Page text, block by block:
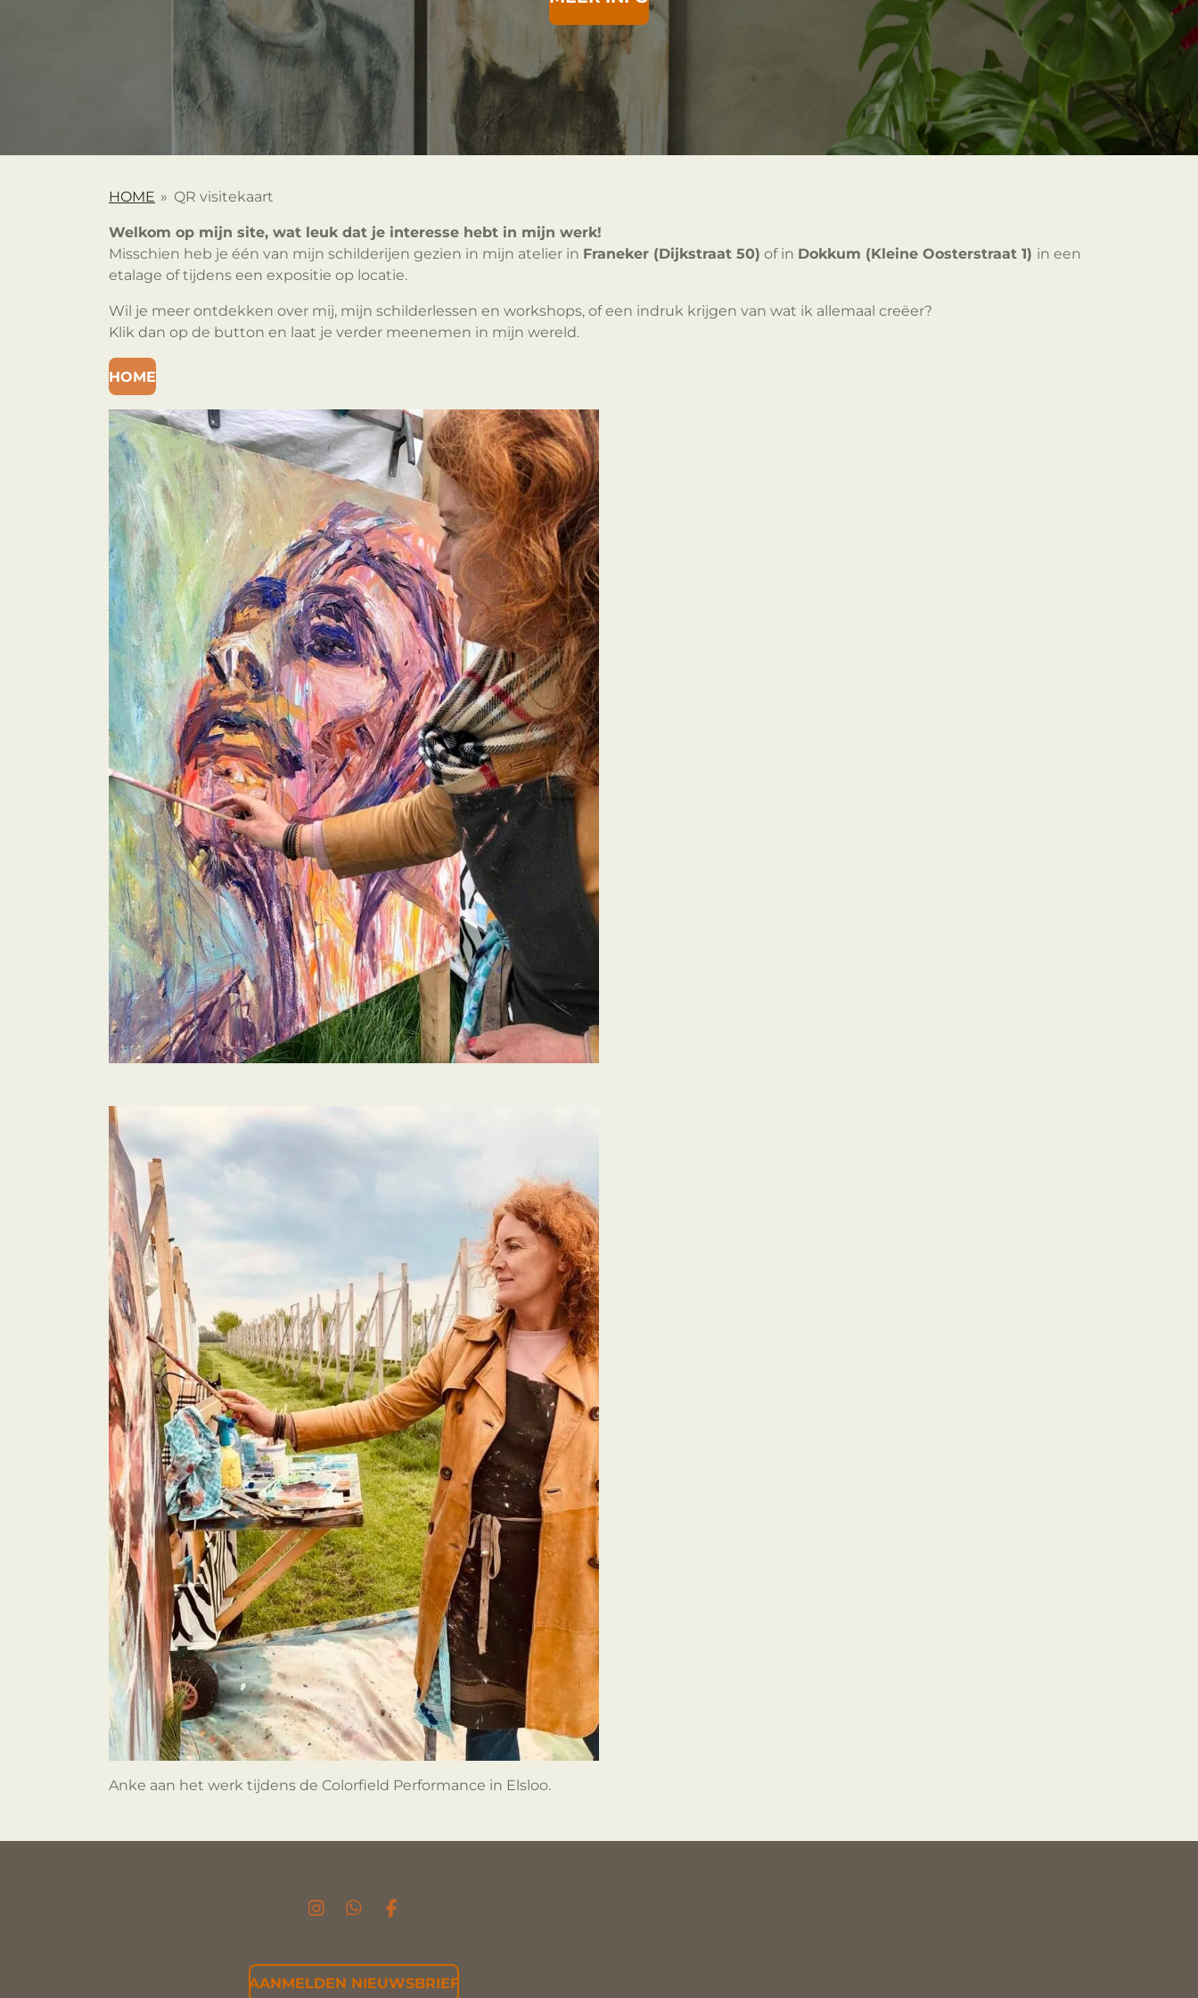
HOME » QR visitekaart
Welkom op mijn site, wat leuk dat je interesse hebt in mijn werk!
Misschien heb je één van mijn schilderijen gezien in mijn atelier in Franeker (Dijkstraat 50) of in Dokkum (Kleine Oosterstraat 1) in een
etalage of tijdens een expositie op locatie.
Wil je meer ontdekken over mij, mijn schilderlessen en workshops, of een indruk krijgen van wat ik allemaal creëer?
Klik dan op de button en laat je verder meenemen in mijn wereld.
HOME
Anke aan het werk tijdens de Colorfield Performance in Elsloo.
I
T
A
W
T
S
F
E
B
AANMELDEN NIEUWSBRIEF